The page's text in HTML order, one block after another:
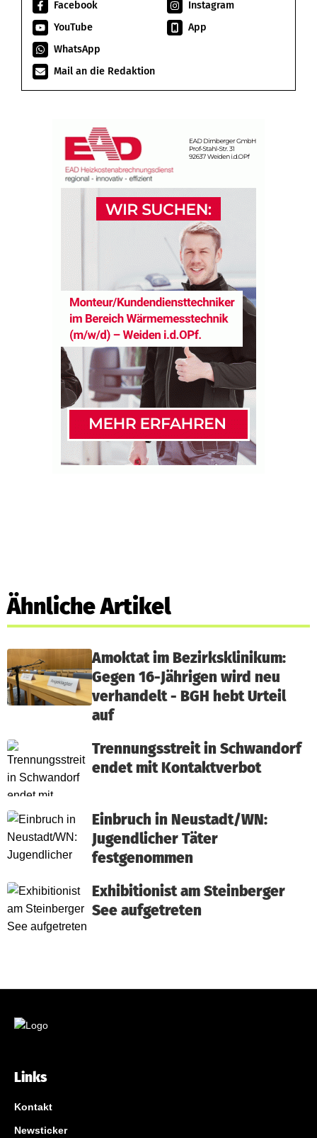
Facebook
Instagram
YouTube
App
WhatsApp
Mail an die Redaktion
Ähnliche Artikel
Amoktat im Bezirksklinikum:
Gegen 16-Jährigen wird neu
verhandelt - BGH hebt Urteil
auf
Trennungsstreit in Schwandorf
endet mit Kontaktverbot
Einbruch in Neustadt/WN:
Jugendlicher Täter
festgenommen
Exhibitionist am Steinberger
See aufgetreten
Links
Kontakt
Newsticker